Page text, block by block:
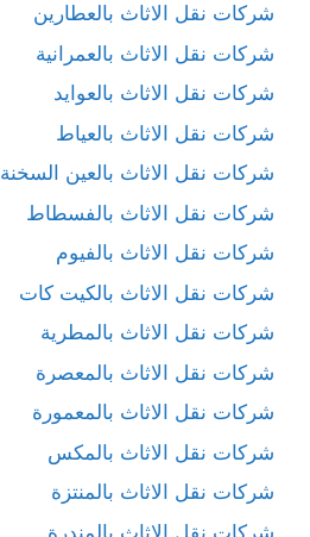
شركات نقل الاثاث بالعطارين
شركات نقل الاثاث بالعمرانية
شركات نقل الاثاث بالعوايد
شركات نقل الاثاث بالعياط
شركات نقل الاثاث بالعين السخنة
شركات نقل الاثاث بالفسطاط
شركات نقل الاثاث بالفيوم
شركات نقل الاثاث بالكيت كات
شركات نقل الاثاث بالمطرية
شركات نقل الاثاث بالمعصرة
شركات نقل الاثاث بالمعمورة
شركات نقل الاثاث بالمكس
شركات نقل الاثاث بالمنتزة
شركات نقل الاثاث بالمندرة